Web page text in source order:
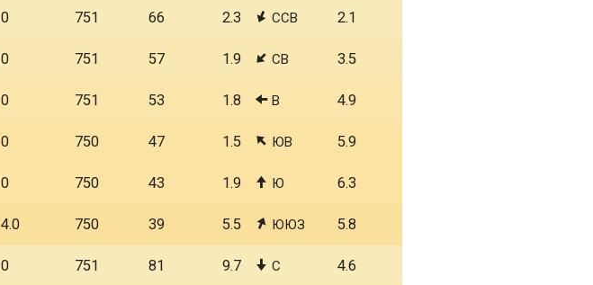
0 751 66 2.3 ССВ 2.1
0 751 57 1.9 СВ 3.5
0 751 53 1.8 В 4.9
0 750 47 1.5 ЮВ 5.9
0 750 43 1.9 Ю 6.3
4.0 750 39 5.5 ЮЮЗ 5.8
0 751 81 9.7 С 4.6